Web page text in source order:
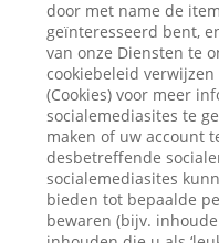
door met name de
geïnteresseerd bent,
van onze Diensten te
cookiebeleid
(Cookies) voor meer
socialemediasites te
maken of uw account
desbetreffende
socialemediasites
bieden tot bepaalde
bewaren (bijv.